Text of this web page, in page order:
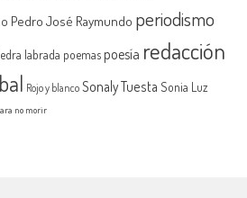
Pedro José Raymundo periodismo
labrada poemas poesía redacción
Rojo y blanco Sonaly Tuesta Sonia Luz
no morir